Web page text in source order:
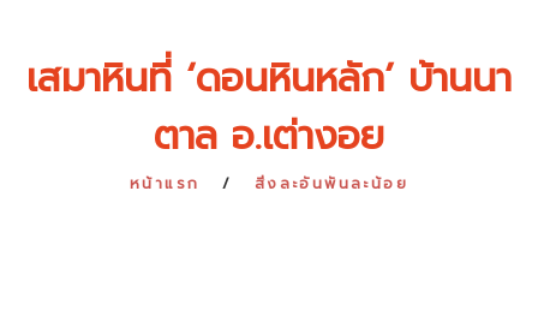
เสมาหินที่ ‘ดอนหินหลัก’ บ้านนา
ตาล อ.เต่างอย
หน้าแรก สิ่งละอันพันละน้อย